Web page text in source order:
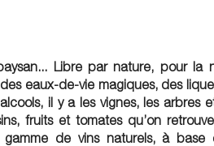
Libre par nature, pour
eaux-de-vie magiques, des
il y a les vignes, les arbres
fruits et tomates qu’on
de vins naturels, à base